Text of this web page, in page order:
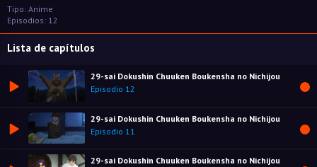
Tipo: Anime
Episodios: 12
Lista de capítulos
29-sai Dokushin Chuuken Boukensha no Nichijou
Episodio 12
29-sai Dokushin Chuuken Boukensha no Nichijou
Episodio 11
29-sai Dokushin Chuuken Boukensha no Nichijou